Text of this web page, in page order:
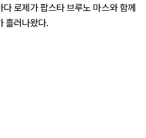
로제가 팝스타 브루노 마스와 함께
흘러나왔다.